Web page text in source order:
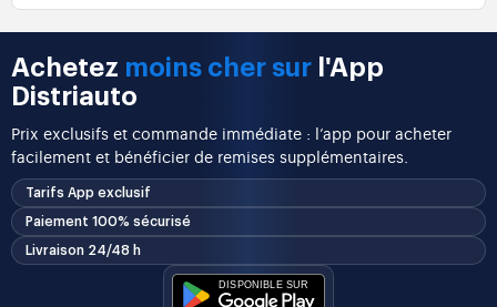
Achetez moins cher sur l'App
Distriauto
Prix exclusifs et commande immédiate : l’app pour acheter
facilement et bénéficier de remises supplémentaires.
Tarifs App exclusif
Paiement 100% sécurisé
Livraison 24/48 h